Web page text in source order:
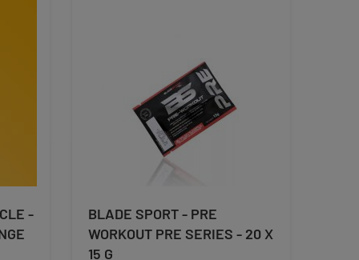
-
BLADE SPORT - PRE
WORKOUT PRE SERIES - 20 X
15 G